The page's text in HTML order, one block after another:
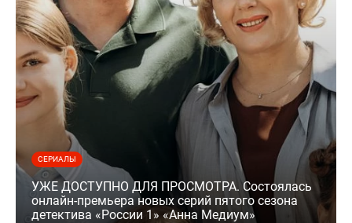
СЕРИАЛЫ
УЖЕ ДОСТУПНО ДЛЯ ПРОСМОТРА. Состоялась
онлайн-премьера новых серий пятого сезона
детектива «России 1» «Анна Медиум»